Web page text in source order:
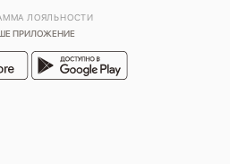
ПРИЛОЖЕНИЕ
ЛОЯЛЬНОСТИ